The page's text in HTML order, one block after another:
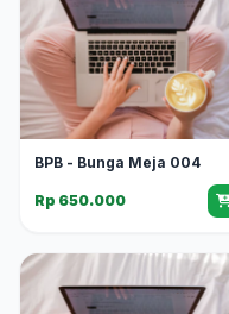
BPB - Bunga Meja 004
Rp 650.000